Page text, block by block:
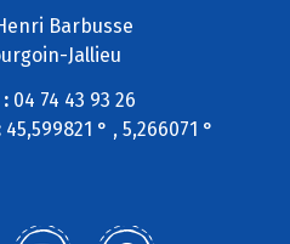
Barbusse
Jallieu
04 74 43 93 26
45,599821 ° , 5,266071 °